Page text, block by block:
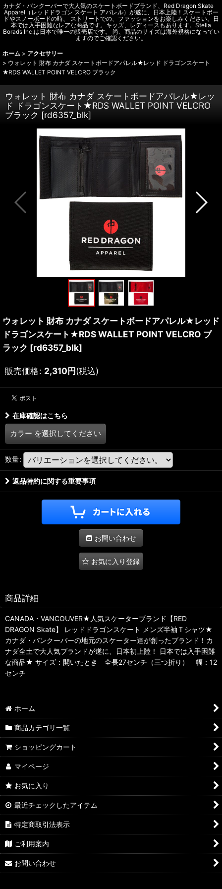
カナダ・バンクーバーで大人気のスケートボードブランド、Red Dragon Skate
Apparel（レッドドラゴン スケート アパレル）が遂に、日本上陸！スケートボー
ドやスノーボードの時、 ストリートでの、ファッションをお楽しみください。日
本では入手困難なレアな商品です。キッズ、レディースもあります。Stella
Borads Inc.は日本で唯一の販売店です。 尚、商品のサイズは海外規格になってい
ますのでご確認ください。
ホーム > アクセサリー
> ウォレット 財布 カナダ スケートボードアパレル★レッド ドラゴンスケート
★RDS WALLET POINT VELCRO ブラック
ウォレット 財布 カナダ スケートボードアパレル★レッ
ド ドラゴンスケート★RDS WALLET POINT VELCRO
ブラック [rd6357_blk]
ウォレット 財布 カナダ スケートボードアパレル★レッド
ドラゴンスケート★RDS WALLET POINT VELCRO ブ
ラック [rd6357_blk]
販売価格: 2,310円(税込)
在庫確認はこちら
カラー を選択してください
数量:
返品特約に関する重要事項
お問い合わせ
お気に入り登録
商品詳細
CANADA・VANCOUVER★人気スケーターブランド【RED
DRAGON Skate】 レッドドラゴンスケート メンズ半袖Ｔシャツ★
カナダ・バンクーバーの地元のスケーター達が創ったブランド！カ
ナダ全土で大人気ブランドが遂に、日本初上陸！ 日本では入手困難
な商品★ サイズ：開いたとき 全長27センチ（三つ折り） 幅：12
センチ
ホーム
商品カテゴリ一覧
ショッピングカート
マイページ
お気に入り
最近チェックしたアイテム
特定商取引法表示
ご利用案内
お問い合わせ